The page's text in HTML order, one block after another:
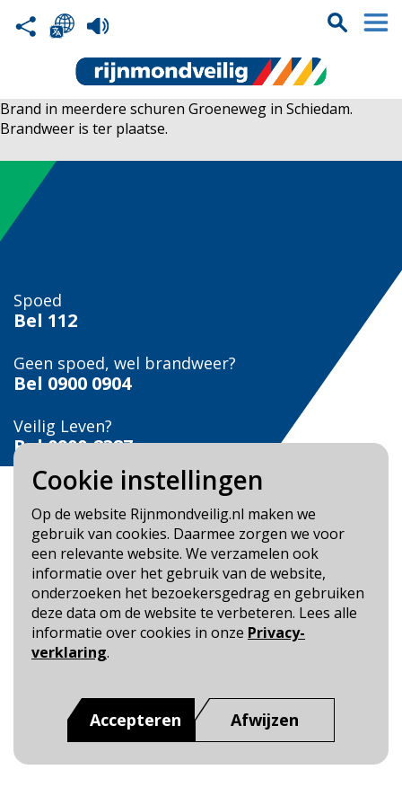
Cookie instellingen
Op de website Rijnmondveilig.nl maken we
gebruik van cookies. Daarmee zorgen we voor
een relevante website. We verzamelen ook
informatie over het gebruik van de website,
onderzoeken het bezoekersgedrag en gebruiken
deze data om de website te verbeteren. Lees alle
informatie over cookies in onze Privacy-
verklaring.
Accepteren Afwijzen
Brand in meerdere schuren Groeneweg in Schiedam.
Brandweer is ter plaatse.
Spoed
Bel 112
Geen spoed, wel brandweer?
Bel 0900 0904
Veilig Leven?
Bel 0900-8387
Blijf op de hoogte
Cookie- en Privacybeleid
Toegankelijkheid